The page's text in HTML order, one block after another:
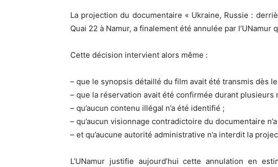
La projection du documentaire « Ukraine, Russie :
Quai 22 à Namur, a finalement été annulée par l’UNamur
Cette décision intervient alors même :
– que le synopsis détaillé du film avait été transmis dès
– que la réservation avait été confirmée durant plusieurs
– qu’aucun contenu illégal n’a été identifié ;
– qu’aucun visionnage contradictoire du documentaire
– et qu’aucune autorité administrative n’a interdit la
L’UNamur justifie aujourd’hui cette annulation en